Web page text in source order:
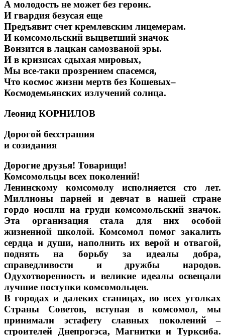
А молодость не может без героик.
И гвардия безусая еще
Предъявит счет кремлевским лицемерам.
И комсомольский выцветший значок
Вонзится в лацкан самозваной эры.
И в кризисах сдыхая мировых,
Мы все-таки прозрением спасемся,
Что космос жизни мертв без Кошевых–
Космодемьянских излучений солнца.
Леонид КОРНИЛОВ
Дорогой бесстрашия
и созидания
Дорогие друзья! Товарищи!
Комсомольцы всех поколений!
Ленинскому комсомолу исполняется сто лет.
Миллионы парней и девчат в нашей стране
гордо носили на груди комсомольский значок.
Эта организация стала для них особой
жизненной школой. Комсомол помог закалить
сердца и души, наполнить их верой и отвагой,
поднять на борьбу за идеалы добра,
справедливости и дружбы народов.
Одухотворенность и великие идеалы освещали
лучшие поступки комсомольцев.
В городах и далеких станицах, во всех уголках
Страны Советов, вступая в комсомол, мы
принимали эстафету славных поколений –
строителей Днепрогэса, Магнитки и Турксиба.